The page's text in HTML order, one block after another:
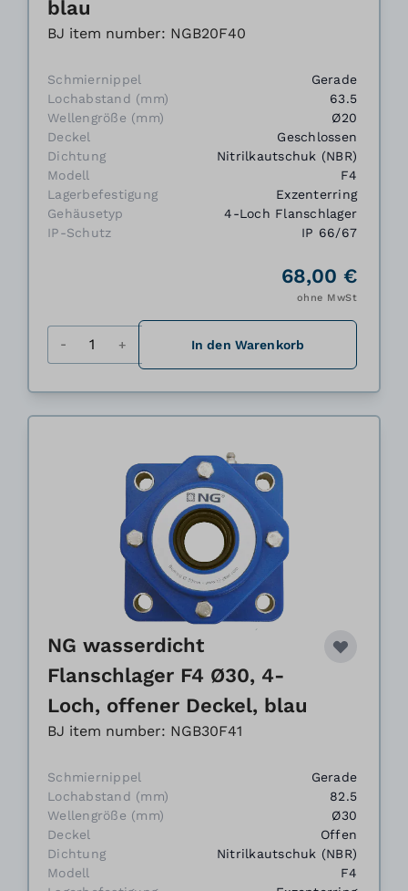
blau
BJ item number: NGB20F40
Schmiernippel
Gerade
Lochabstand (mm)
63.5
Wellengröße (mm)
Ø20
Deckel
Geschlossen
Dichtung
Nitrilkautschuk (NBR)
Modell
F4
Lagerbefestigung
Exzenterring
Gehäusetyp
4-Loch Flanschlager
IP-Schutz
IP 66/67
68,00 €
ohne MwSt
In den Warenkorb
NG wasserdicht
Flanschlager F4 Ø30, 4-
Loch, offener Deckel, blau
BJ item number: NGB30F41
Schmiernippel
Gerade
Lochabstand (mm)
82.5
Wellengröße (mm)
Ø30
Deckel
Offen
Dichtung
Nitrilkautschuk (NBR)
Modell
F4